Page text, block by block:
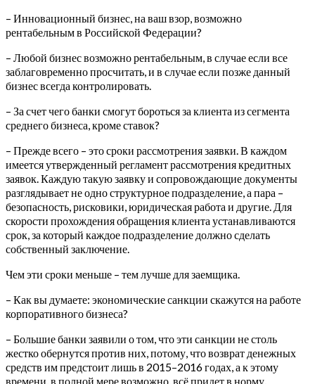
– Инновационный бизнес, на ваш взор, возможно
рентабельным в Российской Федерации?
– Любой бизнес возможно рентабельным, в случае если все
заблаговременно просчитать, и в случае если позже данный
бизнес всегда контролировать.
– За счет чего банки смогут бороться за клиента из сегмента
среднего бизнеса, кроме ставок?
– Прежде всего – это сроки рассмотрения заявки. В каждом
имеется утвержденный регламент рассмотрения кредитных
заявок. Каждую такую заявку и сопровождающие документы
разглядывает не одно структурное подразделение, а пара –
безопасность, рисковики, юридическая работа и другие. Для
скорости прохождения обращения клиента устанавливаются
срок, за который каждое подразделение должно сделать
собственный заключение.
Чем эти сроки меньше – тем лучше для заемщика.
– Как вы думаете: экономические санкции скажутся на работе
корпоративного бизнеса?
– Большие банки заявили о том, что эти санкции не столь
жестко обернутся против них, потому, что возврат денежных
средств им предстоит лишь в 2015–2016 годах, а к этому
времени, в полной мере возможно, всё придет в норму.